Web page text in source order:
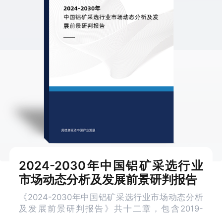
2024-2030年中国铝矿采选行业
市场动态分析及发展前景研判报告
《2024-2030年中国铝矿采选行业市场动态分析
及发展前景研判报告》共十二章，包含2019-